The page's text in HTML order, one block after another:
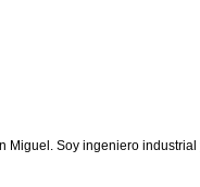
Miguel. Soy ingeniero